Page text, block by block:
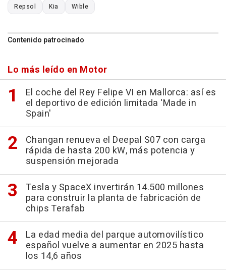
Repsol Kia Wible
Contenido patrocinado
Lo más leído en Motor
El coche del Rey Felipe VI en Mallorca: así es
el deportivo de edición limitada 'Made in
Spain'
Changan renueva el Deepal S07 con carga
rápida de hasta 200 kW, más potencia y
suspensión mejorada
Tesla y SpaceX invertirán 14.500 millones
para construir la planta de fabricación de
chips Terafab
La edad media del parque automovilístico
español vuelve a aumentar en 2025 hasta
los 14,6 años